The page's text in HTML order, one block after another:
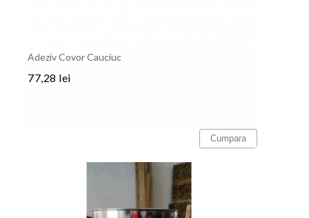
Adeziv Covor Cauciuc
77,28 lei
Cumpara